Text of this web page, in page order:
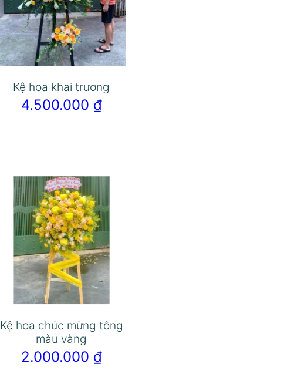
Kệ hoa khai trương
4.500.000 ₫
Kệ hoa chúc mừng tông
màu vàng
2.000.000 ₫